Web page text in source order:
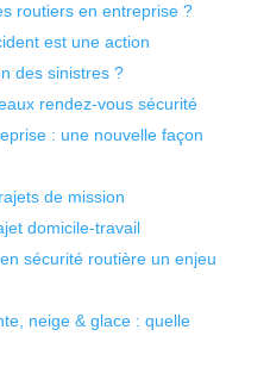
routiers en entreprise ?
est une action
des sinistres ?
rendez-vous sécurité
: une nouvelle façon
de mission
domicile-travail
sécurité routière un enjeu
neige & glace : quelle